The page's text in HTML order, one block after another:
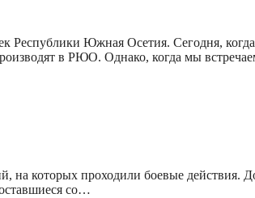
Республики Южная Осетия. Сегодня,
в РЮО. Однако, когда мы
которых проходили боевые действия.
со…